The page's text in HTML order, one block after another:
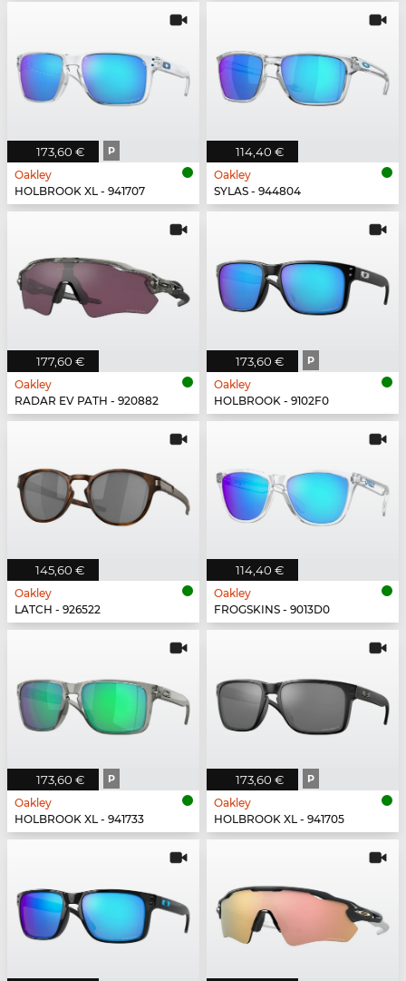
173,60 € P
Oakley
HOLBROOK XL - 941707
114,40 €
Oakley
SYLAS - 944804
177,60 €
Oakley
RADAR EV PATH - 920882
173,60 € P
Oakley
HOLBROOK - 9102F0
145,60 €
Oakley
LATCH - 926522
114,40 €
Oakley
FROGSKINS - 9013D0
173,60 € P
Oakley
HOLBROOK XL - 941733
173,60 € P
Oakley
HOLBROOK XL - 941705